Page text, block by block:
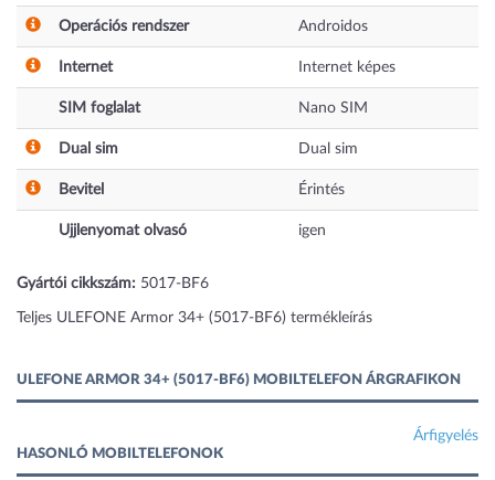
Operációs rendszer Androidos
Internet Internet képes
SIM foglalat Nano SIM
Dual sim Dual sim
Bevitel Érintés
Ujjlenyomat olvasó igen
Gyártói cikkszám: 5017-BF6
Teljes ULEFONE Armor 34+ (5017-BF6) termékleírás
ULEFONE ARMOR 34+ (5017-BF6) MOBILTELEFON ÁRGRAFIKON
Árfigyelés
HASONLÓ MOBILTELEFONOK